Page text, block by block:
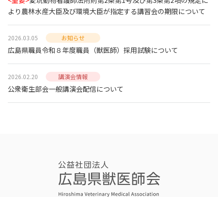
より農林水産大臣及び環境大臣が指定する講習会の期限について
2026.03.05 お知らせ
広島県職員令和８年度職員（獣医師）採用試験について
2026.02.20 講演会情報
公衆衛生部会一般講演会配信について